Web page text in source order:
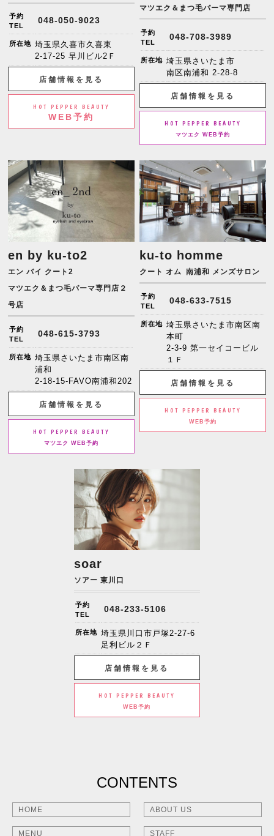
予約
TEL
048-050-9023
所在地 埼玉県久喜市久喜東
2-17-25 早川ビル2Ｆ
店舗情報を見る
HOT PEPPER BEAUTY
WEB予約
マツエク＆まつ毛パーマ専門店
予約
TEL
048-708-3989
所在地 埼玉県さいたま市
南区南浦和 2-28-8
店舗情報を見る
HOT PEPPER BEAUTY
マツエク WEB予約
en by ku-to2
エン バイ クート2
マツエク＆まつ毛パーマ専門店２
号店
予約
TEL
048-615-3793
所在地 埼玉県さいたま市南区南
浦和
2-18-15-FAVO南浦和202
店舗情報を見る
HOT PEPPER BEAUTY
マツエク WEB予約
ku-to homme
クート オム 南浦和 メンズサロン
予約
TEL
048-633-7515
所在地 埼玉県さいたま市南区南
本町
2-3-9 第一セイコービル
１Ｆ
店舗情報を見る
HOT PEPPER BEAUTY
WEB予約
soar
ソアー 東川口
予約
TEL
048-233-5106
所在地 埼玉県川口市戸塚2-27-6
足利ビル２Ｆ
店舗情報を見る
HOT PEPPER BEAUTY
WEB予約
CONTENTS
HOME ABOUT US
MENU STAFF